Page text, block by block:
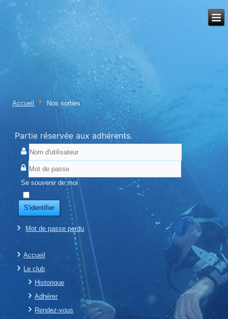
Accueil Nos sorties
Partie réservée aux adhérents.
Se souvenir de moi
S'identifier
Mot de passe perdu
Accueil
Le club
Historique
Adhérer
Rendez-vous